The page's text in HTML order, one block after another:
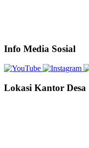
Info Media Sosial
Lokasi Kantor Desa